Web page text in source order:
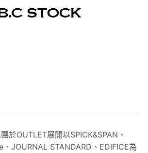
於OUTLET展開以SPICK&SPAN、
JOURNAL STANDARD、EDIFICE為